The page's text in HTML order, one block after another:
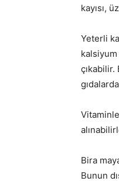
kayısı,
Yeterli
Bira
Bunun